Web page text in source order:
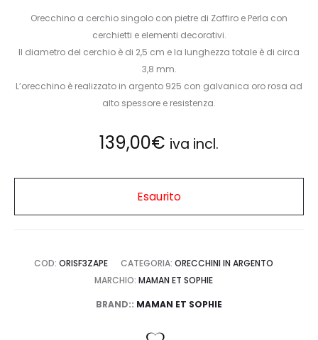
Orecchino a cerchio singolo con pietre di Zaffiro e Perla con
cerchietti e elementi decorativi.
Il diametro del cerchio è di 2,5 cm e la lunghezza totale è di circa
3,8 mm.
L’orecchino è realizzato in argento 925 con galvanica oro rosa ad
alto spessore e resistenza.
139,00€ iva incl.
Esaurito
COD: ORISF3ZAPE CATEGORIA: ORECCHINI IN ARGENTO
MARCHIO: MAMAN ET SOPHIE
BRAND:: MAMAN ET SOPHIE